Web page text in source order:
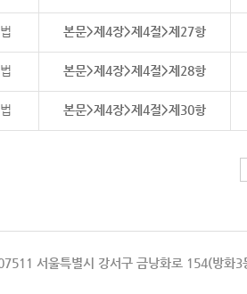
본문>제4장>제4절>제27항
본문>제4장>제4절>제28항
본문>제4장>제4절>제30항
서울특별시 강서구 금낭화로 154(방화3